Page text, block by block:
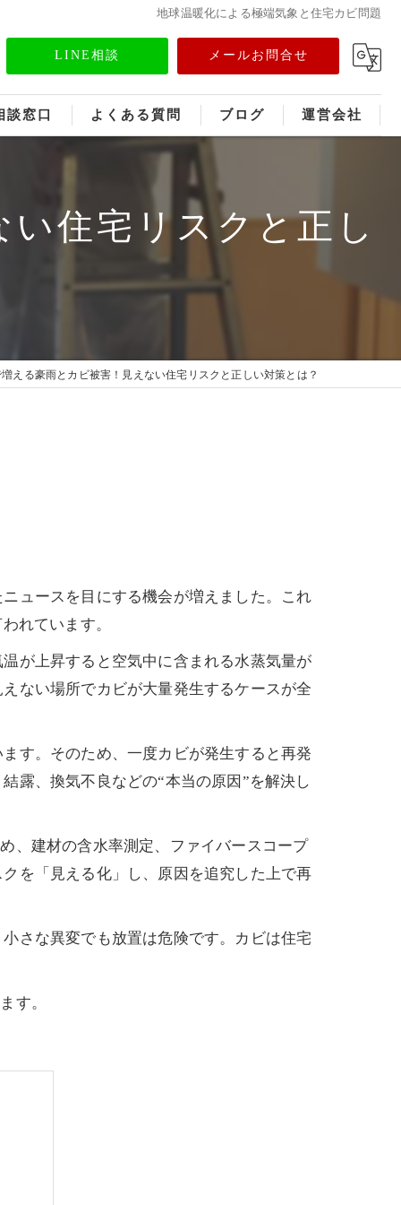
地球温暖化による極端気象と住宅カビ問題
LINE相談 メールお問合せ
談窓口 よくある質問 ブログ 運営会社
メディア情報
住宅リスクと正し
える豪雨とカビ被害！見えない住宅リスクと正しい対策とは？
ュースを目にする機会が増えました。これ
れています。
が上昇すると空気中に含まれる水蒸気量が
ない場所でカビが大量発生するケースが全
す。そのため、一度カビが発生すると再発
露、換気不良などの“本当の原因”を解決し
、建材の含水率測定、ファイバースコープ
を「見える化」し、原因を追究した上で再
さな異変でも放置は危険です。カビは住宅
す。